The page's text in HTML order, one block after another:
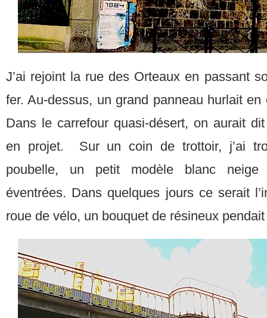
J’ai rejoint la rue des Orteaux en passant
fer. Au-dessus, un grand panneau hurlait
Dans le carrefour quasi-désert, on aurait
en projet. Sur un coin de trottoir, j’ai
poubelle, un petit modèle blanc neige
éventrées. Dans quelques jours ce serait
roue de vélo, un bouquet de résineux